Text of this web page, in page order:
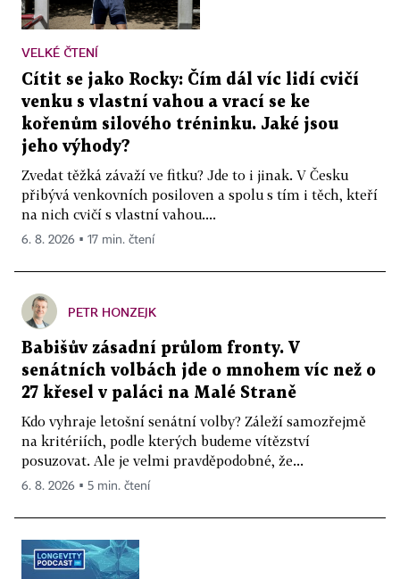
VELKÉ ČTENÍ
Cítit se jako Rocky: Čím dál víc lidí cvičí
venku s vlastní vahou a vrací se ke
kořenům silového tréninku. Jaké jsou
jeho výhody?
Zvedat těžká závaží ve fitku? Jde to i jinak. V Česku
přibývá venkovních posiloven a spolu s tím i těch, kteří
na nich cvičí s vlastní vahou....
6. 8. 2026 ▪ 17 min. čtení
PETR HONZEJK
Babišův zásadní průlom fronty. V
senátních volbách jde o mnohem víc než o
27 křesel v paláci na Malé Straně
Kdo vyhraje letošní senátní volby? Záleží samozřejmě
na kritériích, podle kterých budeme vítězství
posuzovat. Ale je velmi pravděpodobné, že...
6. 8. 2026 ▪ 5 min. čtení